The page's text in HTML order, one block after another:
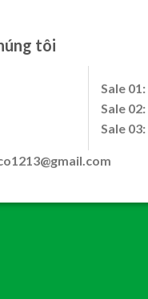
tôi
Sale 01:
Sale 02:
Sale 03: